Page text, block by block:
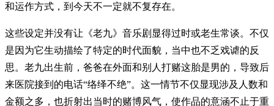
和运作方式，到今天不一定就不复存在。
这些设定并没有让《老九》音乐剧显得过时或老生常谈。不仅
是因为它生动描绘了特定的时代面貌，当中也不乏戏谑的反
思。老九出生前，爸爸在外面和别人打赌这胎是男的，导致后
来医院接到的电话“络绎不绝”。这一情节不仅显现涉及人数和
金额之多，也折射出当时的赌博风气，使作品的意涵不止于重